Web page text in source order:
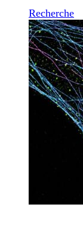
Recherche